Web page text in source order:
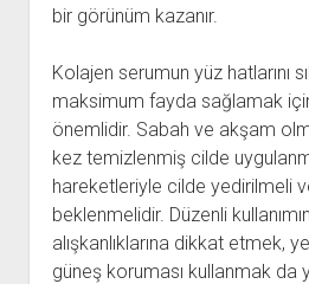
bir görünüm kazanır.
Kolajen serumun yüz hatlarını
maksimum fayda sağlamak
önemlidir. Sabah ve akşam
kez temizlenmiş cilde
hareketleriyle cilde yedirilmeli
beklenmelidir. Düzenli
alışkanlıklarına dikkat etmek,
güneş koruması kullanmak da